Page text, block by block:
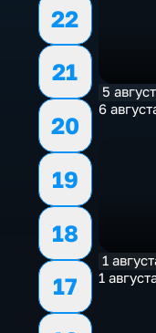
22
21
20
19
18
17
5
6
1
1